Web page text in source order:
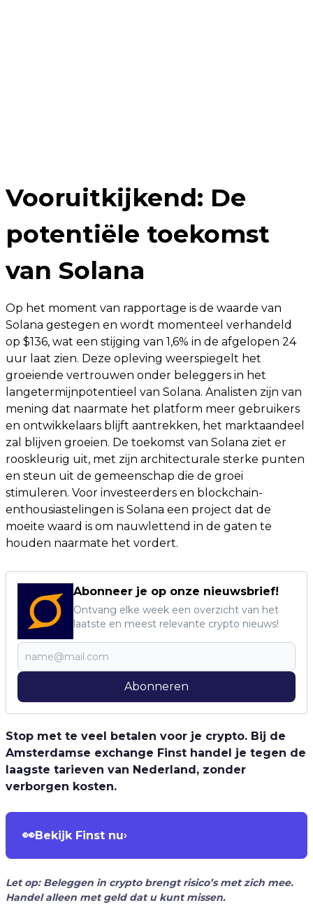
Vooruitkijkend: De
potentiële toekomst
van Solana
Op het moment van rapportage is de waarde van
Solana gestegen en wordt momenteel verhandeld
op $136, wat een stijging van 1,6% in de afgelopen 24
uur laat zien. Deze opleving weerspiegelt het
groeiende vertrouwen onder beleggers in het
langetermijnpotentieel van Solana. Analisten zijn van
mening dat naarmate het platform meer gebruikers
en ontwikkelaars blijft aantrekken, het marktaandeel
zal blijven groeien. De toekomst van Solana ziet er
rooskleurig uit, met zijn architecturale sterke punten
en steun uit de gemeenschap die de groei
stimuleren. Voor investeerders en blockchain-
enthousiastelingen is Solana een project dat de
moeite waard is om nauwlettend in de gaten te
houden naarmate het vordert.
Abonneer je op onze nieuwsbrief!
Ontvang elke week een overzicht van het
laatste en meest relevante crypto nieuws!
Abonneren
Stop met te veel betalen voor je crypto. Bij de
Amsterdamse exchange Finst handel je tegen de
laagste tarieven van Nederland, zonder
verborgen kosten.
👀Bekijk Finst nu›
Let op: Beleggen in crypto brengt risico’s met zich mee.
Handel alleen met geld dat u kunt missen.